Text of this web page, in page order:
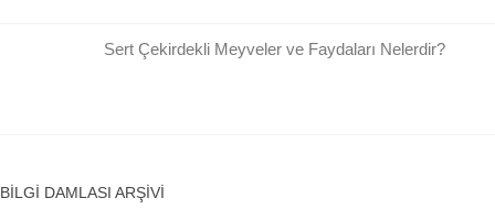
Sert Çekirdekli Meyveler ve Faydaları Nelerdir?
BILGI DAMLASI ARŞIVI